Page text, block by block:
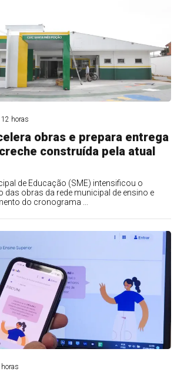
12 horas
obras e prepara entrega
construída pela atual
de Educação (SME) intensificou o
das obras da rede municipal de ensino e
do cronograma ...